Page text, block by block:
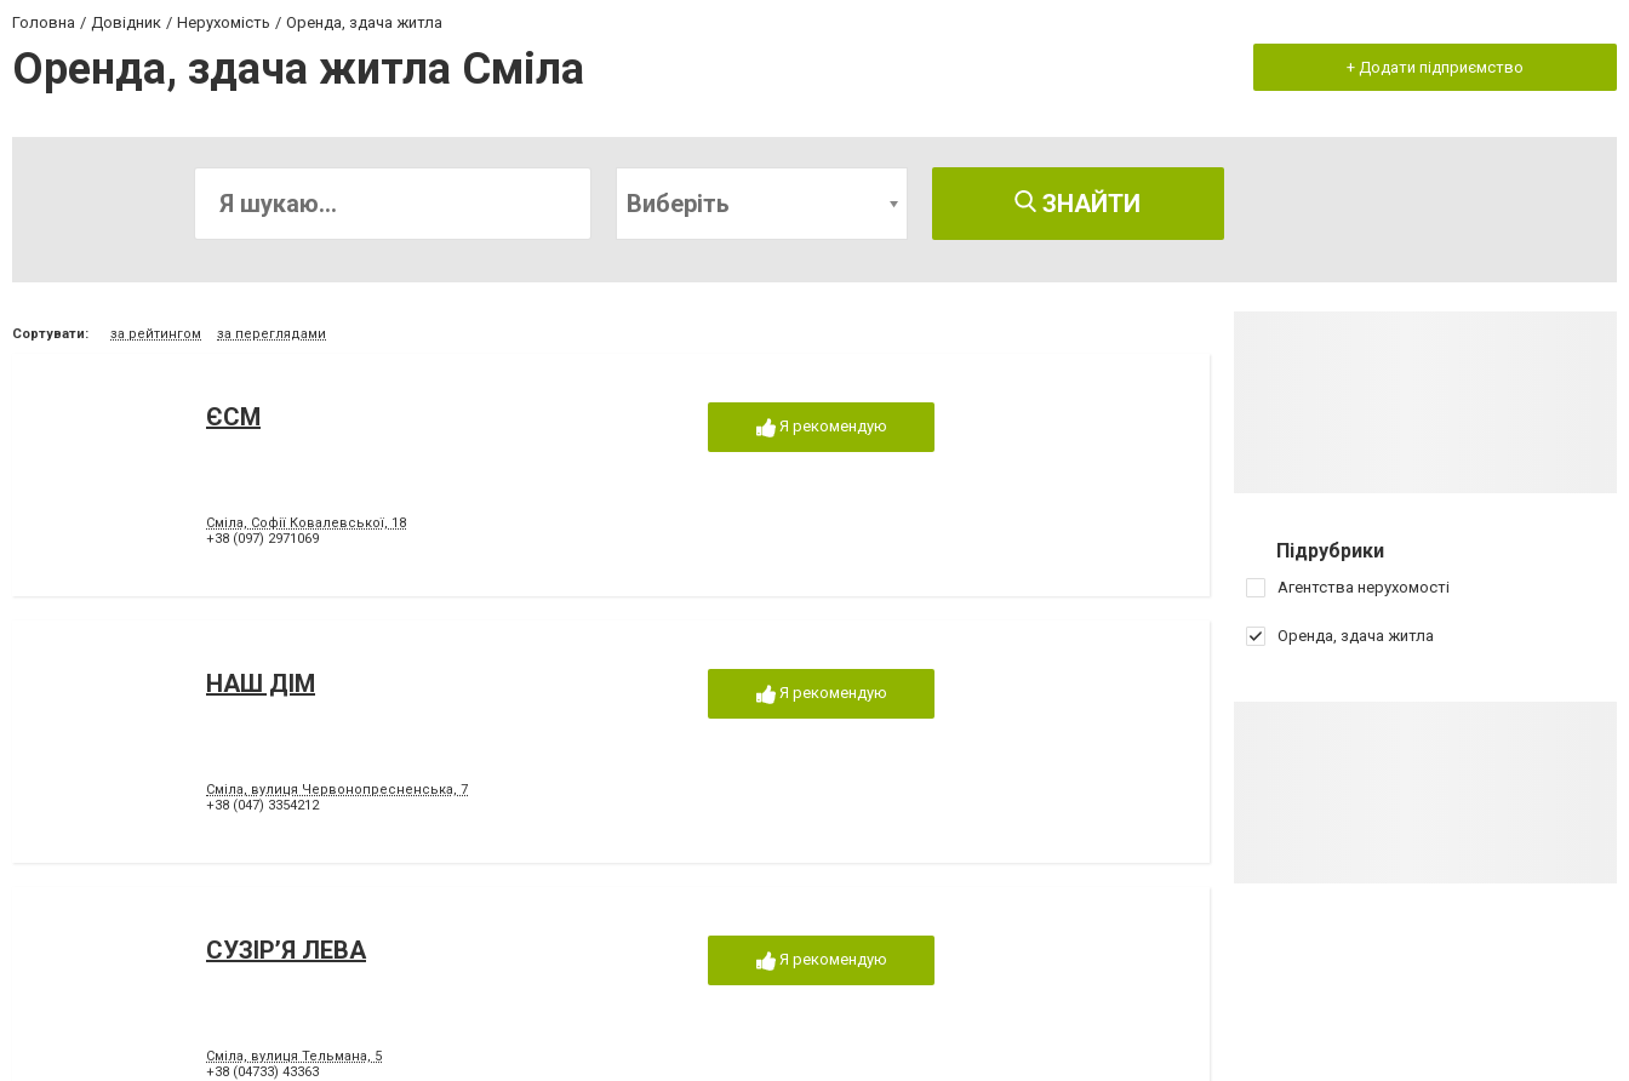
Головна Довідник Нерухомість Оренда, здача житла
Оренда, здача житла Сміла + Додати підприємство
Виберіть ЗНАЙТИ
Сортувати: за рейтингом за переглядами
ЄСМ
Сміла, Софії Ковалевської, 18
+38 (097) 2971069
Я рекомендую
НАШ ДІМ
Сміла, вулиця Червонопресненська, 7
+38 (047) 3354212
Я рекомендую
СУЗІР’Я ЛЕВА
Сміла, вулиця Тельмана, 5
+38 (04733) 43363
Я рекомендую
Підрубрики
Агентства нерухомості
Оренда, здача житла